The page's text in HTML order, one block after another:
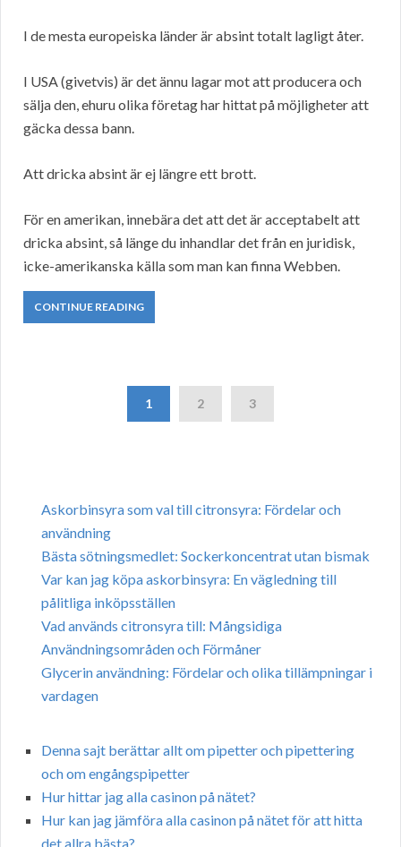
I de mesta europeiska länder är absint totalt lagligt åter.
I USA (givetvis) är det ännu lagar mot att producera och
sälja den, ehuru olika företag har hittat på möjligheter att
gäcka dessa bann.
Att dricka absint är ej längre ett brott.
För en amerikan, innebära det att det är acceptabelt att
dricka absint, så länge du inhandlar det från en juridisk,
icke-amerikanska källa som man kan finna Webben.
CONTINUE READING
1 2 3
Askorbinsyra som val till citronsyra: Fördelar och
användning
Bästa sötningsmedlet: Sockerkoncentrat utan bismak
Var kan jag köpa askorbinsyra: En vägledning till
pålitliga inköpsställen
Vad används citronsyra till: Mångsidiga
Användningsområden och Förmåner
Glycerin användning: Fördelar och olika tillämpningar i
vardagen
Denna sajt berättar allt om pipetter och pipettering
och om engångspipetter
Hur hittar jag alla casinon på nätet?
Hur kan jag jämföra alla casinon på nätet för att hitta
det allra bästa?